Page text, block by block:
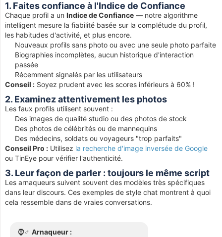
1. Faites confiance à l'Indice de Confiance
Chaque profil a un Indice de Confiance — notre algorithme
intelligent mesure la fiabilité basée sur la complétude du profil,
les habitudes d'activité, et plus encore.
Nouveaux profils sans photo ou avec une seule photo parfaite
Biographies incomplètes, aucun historique d'interaction
passée
Récemment signalés par les utilisateurs
Conseil : Soyez prudent avec les scores inférieurs à 60% !
2. Examinez attentivement les photos
Les faux profils utilisent souvent :
Des images de qualité studio ou des photos de stock
Des photos de célébrités ou de mannequins
Des médecins, soldats ou voyageurs "trop parfaits"
Conseil Pro : Utilisez la recherche d'image inversée de Google
ou TinEye pour vérifier l'authenticité.
3. Leur façon de parler : toujours le même script
Les arnaqueurs suivent souvent des modèles très spécifiques
dans leur discours. Ces exemples de style chat montrent à quoi
cela ressemble dans de vraies conversations.
🧔♂️ Arnaqueur :